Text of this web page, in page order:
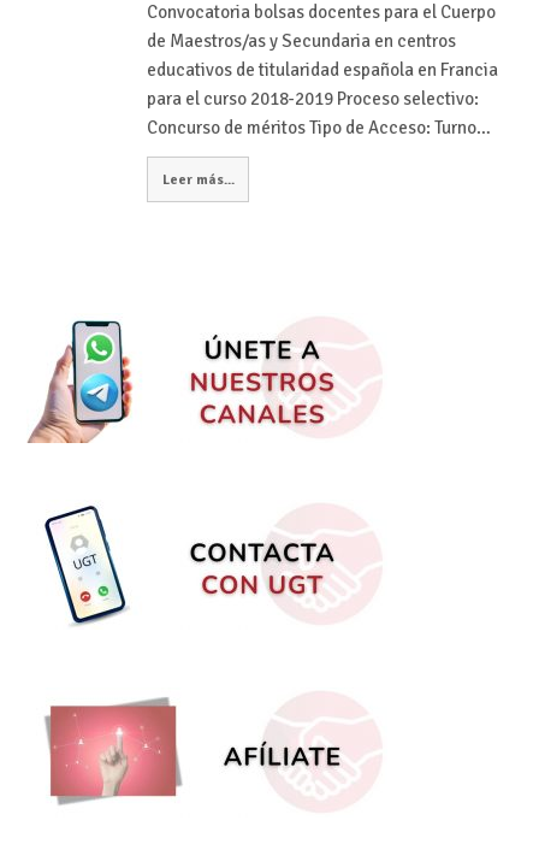
Convocatoria bolsas docentes para el Cuerpo
de Maestros/as y Secundaria en centros
educativos de titularidad española en Francia
para el curso 2018-2019 Proceso selectivo:
Concurso de méritos Tipo de Acceso: Turno…
Leer más...